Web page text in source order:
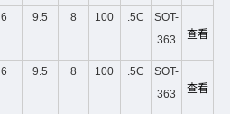
6 9.5 8 100 .5C
SOT-
363
查看
6 9.5 8 100 .5C
SOT-
363
查看